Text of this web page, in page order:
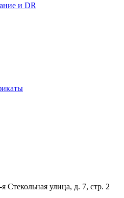
и DR
я Стекольная улица, д. 7, стр. 2